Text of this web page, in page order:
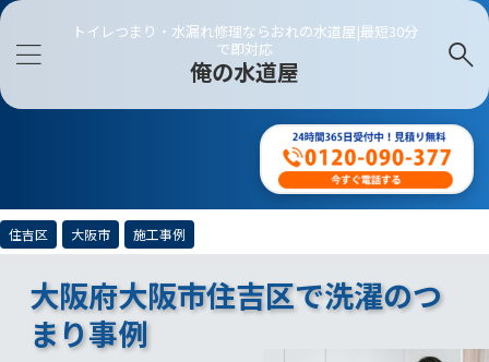
トイレつまり・水漏れ修理ならおれの水道屋|最短30分
で即対応
俺の水道屋
住吉区 大阪市 施工事例
大阪府大阪市住吉区で洗濯のつ
まり事例